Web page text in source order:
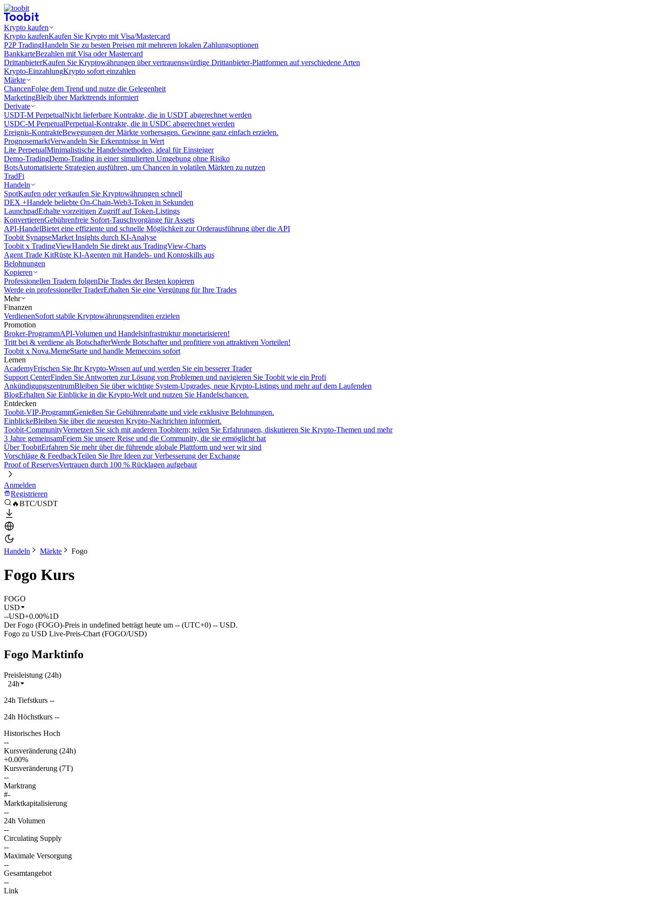
Krypto kaufen
Krypto kaufenKaufen Sie Krypto mit Visa/Mastercard
P2P TradingHandeln Sie zu besten Preisen mit mehreren lokalen Zahlungsoptionen
BankkarteBezahlen mit Visa oder Mastercard
DrittanbieterKaufen Sie Kryptowährungen über vertrauenswürdige Drittanbieter-Plattformen auf verschiedene Arten
Krypto-EinzahlungKrypto sofort einzahlen
Märkte
ChancenFolge dem Trend und nutze die Gelegenheit
MarketingBleib über Markttrends informiert
Derivate
USDT-M PerpetualNicht lieferbare Kontrakte, die in USDT abgerechnet werden
USDC-M PerpetualPerpetual-Kontrakte, die in USDC abgerechnet werden
Ereignis-KontrakteBewegungen der Märkte vorhersagen. Gewinne ganz einfach erzielen.
PrognosemarktVerwandeln Sie Erkenntnisse in Wert
Lite PerpetualMinimalistische Handelsmethoden, ideal für Einsteiger
Demo-TradingDemo-Trading in einer simulierten Umgebung ohne Risiko
BotsAutomatisierte Strategien ausführen, um Chancen in volatilen Märkten zu nutzen
TradFi
Handeln
SpotKaufen oder verkaufen Sie Kryptowährungen schnell
DEX +Handele beliebte On-Chain-Web3-Token in Sekunden
LaunchpadErhalte vorzeitigen Zugriff auf Token-Listings
KonvertierenGebührenfreie Sofort-Tauschvorgänge für Assets
API-HandelBietet eine effiziente und schnelle Möglichkeit zur Orderausführung über die API
Toobit SynapseMarket Insights durch KI-Analyse
Toobit x TradingViewHandeln Sie direkt aus TradingView-Charts
Agent Trade KitRüste KI-Agenten mit Handels- und Kontoskills aus
Belohnungen
Kopieren
Professionellen Tradern folgenDie Trades der Besten kopieren
Werde ein professioneller TraderErhalten Sie eine Vergütung für Ihre Trades
Mehr
Finanzen
VerdienenSofort stabile Kryptowährungsrenditen erzielen
Promotion
Broker-ProgrammAPI-Volumen und Handelsinfrastruktur monetarisieren!
Tritt bei & verdiene als BotschafterWerde Botschafter und profitiere von attraktiven Vorteilen!
Toobit x Nova.MemeStarte und handle Memecoins sofort
Lernen
AcademyFrischen Sie Ihr Krypto-Wissen auf und werden Sie ein besserer Trader
Support CenterFinden Sie Antworten zur Lösung von Problemen und navigieren Sie Toobit wie ein Profi
AnkündigungszentrumBleiben Sie über wichtige System-Upgrades, neue Krypto-Listings und mehr auf dem Laufenden
BlogErhalten Sie Einblicke in die Krypto-Welt und nutzen Sie Handelschancen.
Entdecken
Toobit-VIP-ProgrammGenießen Sie Gebührenrabatte und viele exklusive Belohnungen.
EinblickeBleiben Sie über die neuesten Krypto-Nachrichten informiert.
Toobit-CommunityVernetzen Sie sich mit anderen Toobitern; teilen Sie Erfahrungen, diskutieren Sie Krypto-Themen und mehr
3 Jahre gemeinsamFeiern Sie unsere Reise und die Community, die sie ermöglicht hat
Über ToobitErfahren Sie mehr über die führende globale Plattform und wer wir sind
Vorschläge & FeedbackTeilen Sie Ihre Ideen zur Verbesserung der Exchange
Proof of ReservesVertrauen durch 100 % Rücklagen aufgebaut
Anmelden
Registrieren
🔥BTC/USDT
Handeln Märkte Fogo
Fogo Kurs
FOGO
USD
--USD+0.00%1D
Der Fogo (FOGO)-Preis in undefined beträgt heute um -- (UTC+0) -- USD.
Fogo zu USD Live-Preis-Chart (FOGO/USD)
Fogo Marktinfo
Preisleistung (24h)
24h
24h Tiefstkurs --
24h Höchstkurs --
Historisches Hoch
--
Kursveränderung (24h)
+0.00%
Kursveränderung (7T)
--
Marktrang
#-
Marktkapitalisierung
--
24h Volumen
--
Circulating Supply
--
Maximale Versorgung
--
Gesamtangebot
--
Link